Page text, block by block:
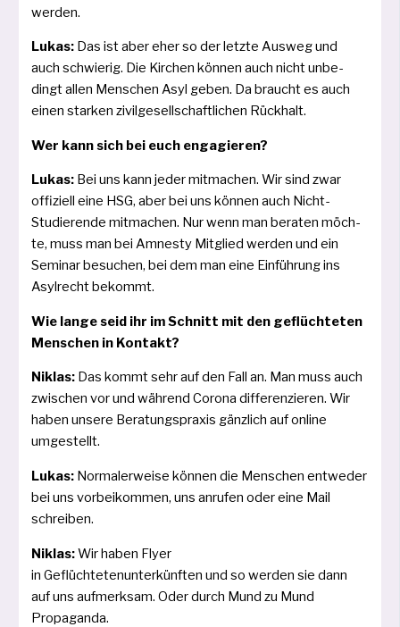
werden.
Lukas: Das ist aber eher so der letz­te Ausweg und
auch schwie­rig. Die Kirchen kön­nen auch nicht unbe­
dingt allen Menschen Asyl geben. Da braucht es auch
einen star­ken zivil­ge­sell­schaft­li­chen Rückhalt.
Wer kann sich bei euch engagieren?
Lukas: Bei uns kann jeder mit­ma­chen. Wir sind zwar
offi­zi­ell eine HSG, aber bei uns kön­nen auch Nicht-
Studierende mit­ma­chen. Nur wenn man bera­ten möch­
te, muss man bei Amnesty Mitglied wer­den und ein
Seminar besu­chen, bei dem man eine Einführung ins
Asylrecht bekommt.
Wie lan­ge seid ihr im Schnitt mit den geflüch­te­ten
Menschen in Kontakt?
Niklas: Das kommt sehr auf den Fall an. Man muss auch
zwi­schen vor und wäh­rend Corona dif­fe­ren­zie­ren. Wir
haben unse­re Beratungspraxis gänz­lich auf online
umgestellt.
Lukas: Normalerweise kön­nen die Menschen ent­we­der
bei uns vor­bei­kom­men, uns anru­fen oder eine Mail
schreiben.
Niklas:Wir haben Flyer
in Geflüchtetenunterkünften und so wer­den sie dann
auf uns auf­merk­sam. Oder durch Mund zu Mund
Propaganda.